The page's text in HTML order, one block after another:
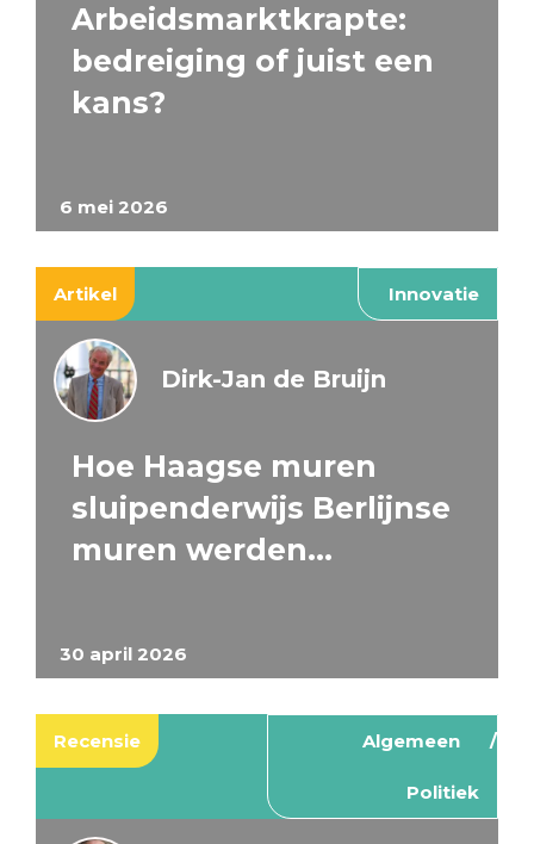
6 mei 2026
Arbeidsmarktkrapte:
bedreiging of juist een
kans?
Artikel Innovatie
30 april 2026
Dirk-Jan de Bruijn
Hoe Haagse muren
sluipenderwijs Berlijnse
muren werden…
Recensie Algemeen
Politiek